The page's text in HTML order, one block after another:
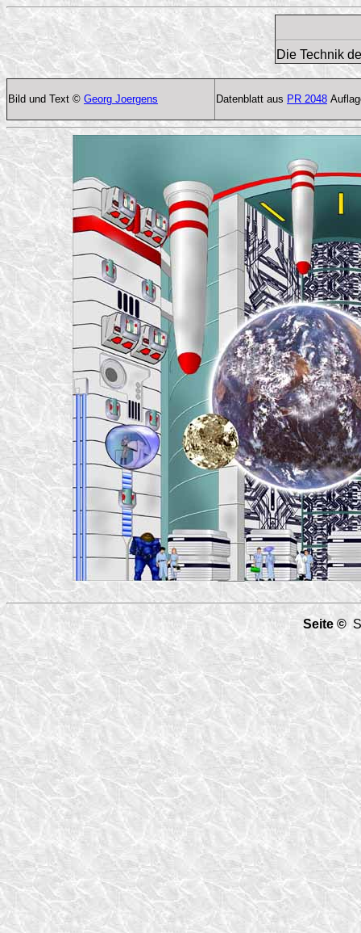
Die Technik
Bild und Text © Georg Joergens Datenblatt aus PR 2048
Seite ©